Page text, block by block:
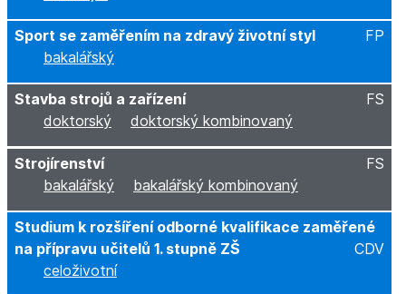
Sport se zaměřením na zdravý životní styl
FP
bakalářský
Stavba strojů a zařízení
FS
doktorský
doktorský kombinovaný
Strojírenství
FS
bakalářský
bakalářský kombinovaný
Studium k rozšíření odborné kvalifikace zaměřené
na přípravu učitelů 1. stupně ZŠ
CDV
celoživotní